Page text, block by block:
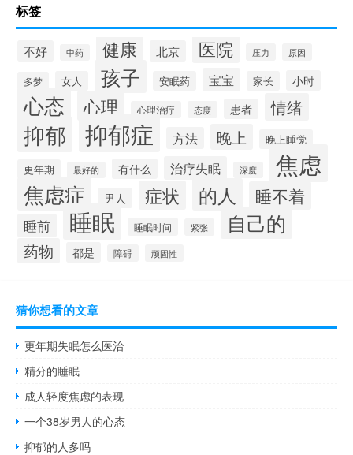
标签
不好 中药 健康 北京 医院 压力 原因
多梦 女人 孩子 安眠药 宝宝 家长 小时
心态 心理 心理治疗 态度 患者 情绪
抑郁 抑郁症 方法 晚上
晚上睡觉
更年期
最好的 有什么 治疗失眠 深度 焦虑
焦虑症 男人 症状 的人 睡不着
睡前 睡眠 睡眠时间 紧张 自己的
药物 都是 障碍 顽固性
猜你想看的文章
更年期失眠怎么医治
精分的睡眠
成人轻度焦虑的表现
一个38岁男人的心态
抑郁的人多吗